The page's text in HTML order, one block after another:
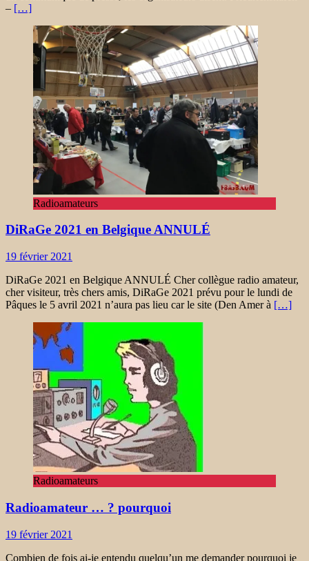
– […]
Radioamateurs
DiRaGe 2021 en Belgique ANNULÉ
19 février 2021
DiRaGe 2021 en Belgique ANNULÉ Cher collègue radio amateur,
cher visiteur, très chers amis, DiRaGe 2021 prévu pour le lundi de
Pâques le 5 avril 2021 n’aura pas lieu car le site (Den Amer à […]
Radioamateurs
Radioamateur … ? pourquoi
19 février 2021
Combien de fois ai-je entendu quelqu’un me demander pourquoi je